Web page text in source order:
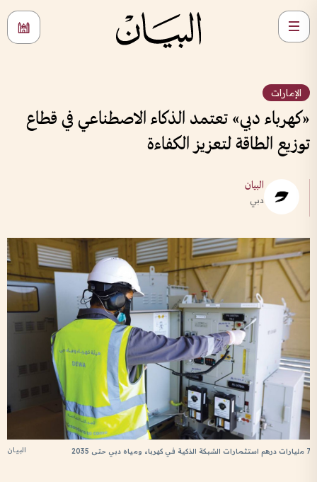
الإمارات
«كهرباء دبي» تعتمد الذكاء الاصطناعي في قطاع
توزيع الطاقة لتعزيز الكفاءة
البيان
دبي
البيان 7 مليارات درهم استثمارات الشبكة الذكية في كهرباء ومياه دبي حتى 2035